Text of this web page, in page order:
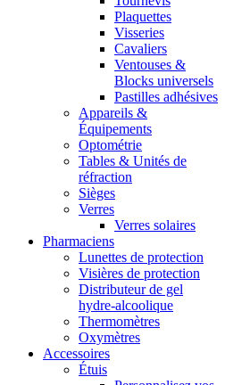
Plaquettes
Visseries
Cavaliers
Ventouses &
Blocks universels
Pastilles adhésives
Appareils &
Équipements
Optométrie
Tables & Unités de
réfraction
Sièges
Verres
Verres solaires
Pharmaciens
Lunettes de protection
Visières de protection
Distributeur de gel
hydre-alcoolique
Thermomètres
Oxymètres
Accessoires
Étuis